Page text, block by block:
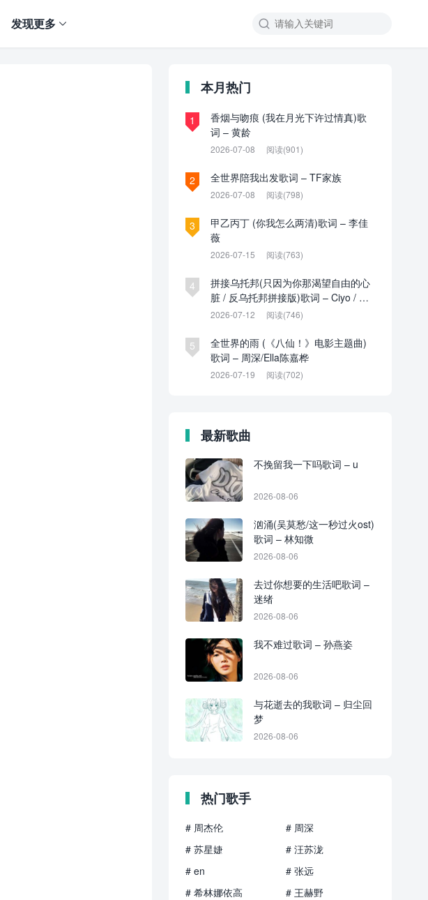

发现更多
本月热门
1
香烟与吻痕 (我在月光下许过情真)歌
词 – 黄龄
2026-07-08 阅读(901)
2 全世界陪我出发歌词 – TF家族
2026-07-08 阅读(798)
3
甲乙丙丁 (你我怎么两清)歌词 – 李佳
薇
2026-07-15 阅读(763)
4
拼接乌托邦(只因为你那渴望自由的心
脏 / 反乌托邦拼接版)歌词 – Ciyo / 见
过夏天P / 乌托邦P
2026-07-12 阅读(746)
5
全世界的雨 (《八仙！》电影主题曲)
歌词 – 周深/Ella陈嘉桦
2026-07-19 阅读(702)
最新歌曲
不挽留我一下吗歌词 – u
2026-08-06
汹涌(吴莫愁/这一秒过火ost)
歌词 – 林知微
2026-08-06
去过你想要的生活吧歌词 –
迷绪
2026-08-06
我不难过歌词 – 孙燕姿
2026-08-06
与花逝去的我歌词 – 归尘回
梦
2026-08-06
热门歌手
# 周杰伦
# 周深
# 苏星婕
# 汪苏泷
# en
# 张远
# 希林娜依高
# 王赫野